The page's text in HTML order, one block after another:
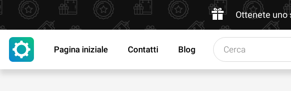
Ottenete uno
Pagina iniziale Contatti Blog